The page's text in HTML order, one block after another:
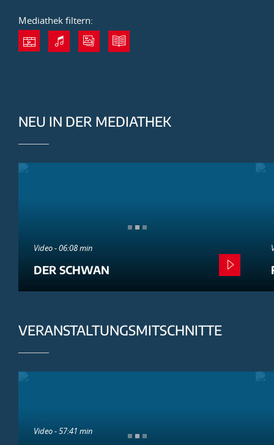
Mediathek filtern:
NEU IN DER MEDIATHEK
Video - 06:08 min
DER SCHWAN
VERANSTALTUNGSMITSCHNITTE
Video - 57:41 min